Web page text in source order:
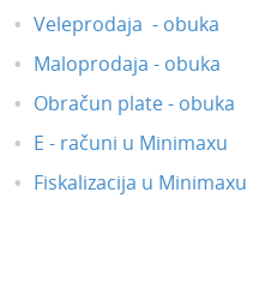
Veleprodaja - obuka
Maloprodaja - obuka
Obračun plate - obuka
E - računi u Minimaxu
Fiskalizacija u Minimaxu